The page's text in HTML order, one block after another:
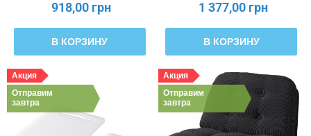
918,00 грн
В КОРЗИНУ
1 377,00 грн
В КОРЗИНУ
Акция
Отправим
завтра
Акция
Отправим
завтра